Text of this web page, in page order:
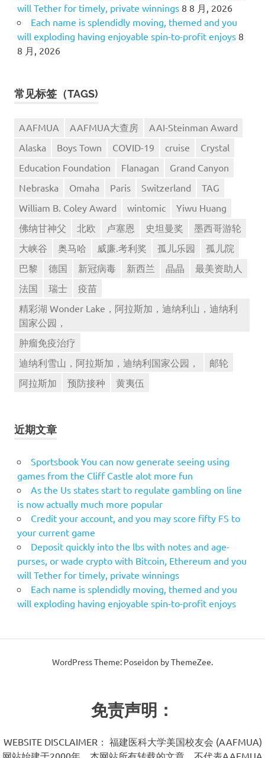
will Tether for timely, private winnings 8 8 月, 2026
Each name is splendidly moving, themed and you
will exploding having enjoyable spin-to-profit enjoys 8
8 月, 2026
常见标签（TAGS)
AAFMUA AAFMUA大查房
AAI-Steinman Award
Alaska
Boys Town COVID-19 cruise
Crystal
Education Foundation
Flanagan
Grand Canyon
Nebraska
Omaha Paris Switzerland
TAG
William B. Coley Award
wintomic
Yiwu Huang
佛纳甘神父
北欧 卢塞恩 史坦曼奖
墨西哥游轮
大峡谷
奥马哈 威廉.考利奖 孤儿乐园
孤儿院
巴黎
德国 新冠病毒 新西兰 晶晶
最美资助人
法国
瑞士
疫苗
精彩湖 Wonder Lake，阿拉斯加，迪纳利山，迪纳利
国家公园，
肿瘤免疫治疗
迪纳利雪山，阿拉斯加，迪纳利国家公园，
邮轮
阿拉斯加
预防接种 黄夷伍
近期文章
Sportsbook You can now generate seeing using
games from the Cliff Castle alot more fun
As the Us states start to regulate gambling on line
is now actually much more popular
Credit your account, and you may score fifty FS to
your current game
Deposit quickly into the lbs with notes and age-
purses, or wade crypto with Bitcoin, Ethereum and you
will Tether for timely, private winnings
Each name is splendidly moving, themed and you
will exploding having enjoyable spin-to-profit enjoys
WordPress Theme: Poseidon by ThemeZee.
免责声明：
WEBSITE DISCLAIMER： 福建医科大学美国校友会 (AAFMUA)